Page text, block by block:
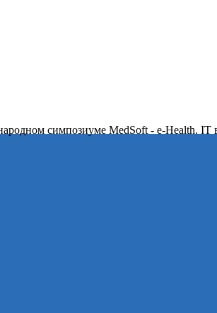
симпозиуме MedSoft - e-Health. IT